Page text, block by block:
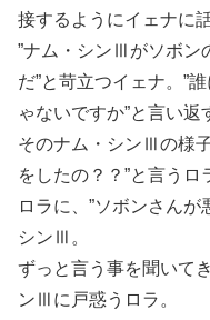
接するようにイェナに
”ナム・シンⅢがソボン
だ”と苛立つイェナ。”
ゃないですか”と言い返
そのナム・シンⅢの様
をしたの？？”と言うロ
ロラに、”ソボンさんが
シンⅢ。
ずっと言う事を聞いて
ンⅢに戸惑うロラ。